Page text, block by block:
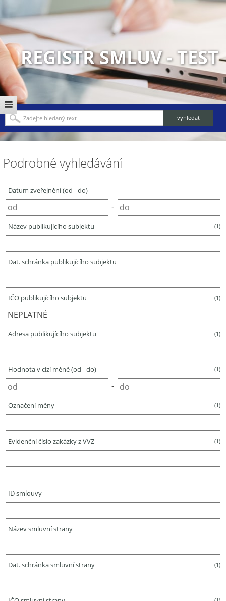
REGISTR SMLUV - TEST
Podrobné vyhledávání
Datum zveřejnění (od - do)
-
Název publikujícího subjektu (1)
Dat. schránka publikujícího subjektu
IČO publikujícího subjektu (1)
Adresa publikujícího subjektu (1)
Hodnota v cizí měně (od - do) (1)
-
Označení měny (1)
Evidenční číslo zakázky z VVZ (1)
ID smlouvy
Název smluvní strany
Dat. schránka smluvní strany (1)